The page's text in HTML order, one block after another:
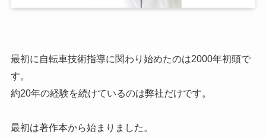
最初に自転車技術指導に関わり始めたのは2000年初頭で
す。
約20年の経験を続けているのは弊社だけです。
最初は著作本から始まりました。